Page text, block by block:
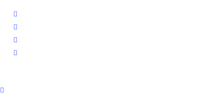
twitter
facebook
youtube
instagram